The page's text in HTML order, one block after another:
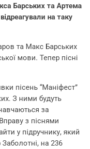
Барських та Артема
на таку
та Макс Барських
мови. Тепер пісні
пісень “Маніфест”
З ними будуть
за
з піснями
у підручнику, який
на 236